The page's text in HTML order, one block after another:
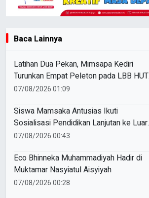
Baca Lainnya
Latihan Dua Pekan, Mimsapa Kediri
Turunkan Empat Peleton pada LBB HUT
Ke-81 RI Kecamatan Pare
07/08/2026 01:09
Siswa Mamsaka Antusias Ikuti
Sosialisasi Pendidikan Lanjutan ke Luar
Negeri
07/08/2026 00:43
Eco Bhinneka Muhammadiyah Hadir di
Muktamar Nasyiatul Aisyiyah
07/08/2026 00:28